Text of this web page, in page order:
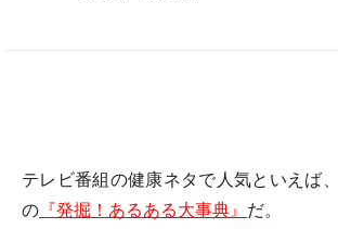
テレビ番組の健康ネタで人気といえば
の 『発掘！あるある大事典』 だ。